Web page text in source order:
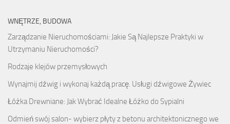
WNĘTRZE, BUDOWA
Zarządzanie Nieruchomościami: Jakie Są Najlepsze Praktyki w
Utrzymaniu Nieruchomości?
Rodzaje klejów przemysłowych
Wynajmij dźwig i wykonaj każdą pracę. Usługi dźwigowe Żywiec
Łóżka Drewniane: Jak Wybrać Idealne Łóżko do Sypialni
Odmień swój salon- wybierz płyty z betonu architektonicznego we